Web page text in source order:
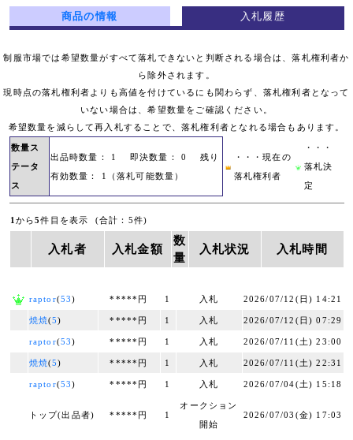
商品の情報 入札履歴
制服市場では希望数量がすべて落札できないと判断される場合は、落札権利者か
ら除外されます。
現時点の落札権利者よりも高値を付けているにも関わらず、落札権利者となって
いない場合は、希望数量をご確認ください。
希望数量を減らして再入札することで、落札権利者となれる場合もあります。
数量ス
テータ
ス
出品時数量： 1 即決数量： 0 残り
有効数量： 1（落札可能数量）
・・・現在の
落札権利者
・・・
落札決
定
1 から5件目を表示 (合計：5件)
入札者 入札金額
数
量
入札状況 入札時間
raptor(53) *****円 1 入札 2026/07/12(日) 14:21
焼焼(5) *****円 1 入札 2026/07/12(日) 07:29
raptor(53) *****円 1 入札 2026/07/11(土) 23:00
焼焼(5) *****円 1 入札 2026/07/11(土) 22:31
raptor(53) *****円 1 入札 2026/07/04(土) 15:18
トップ(出品者) *****円 1
オークション
開始
2026/07/03(金) 17:03